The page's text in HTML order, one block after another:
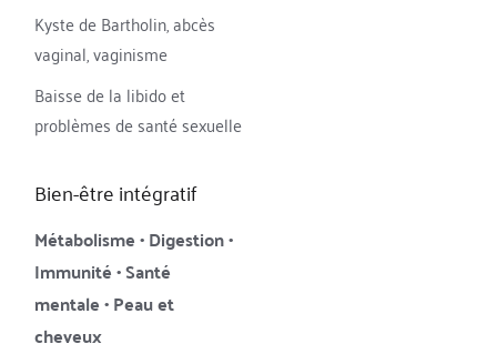
Kyste de Bartholin, abcès
vaginal, vaginisme
Baisse de la libido et
problèmes de santé sexuelle
Bien-être intégratif
Métabolisme • Digestion •
Immunité • Santé
mentale • Peau et
cheveux